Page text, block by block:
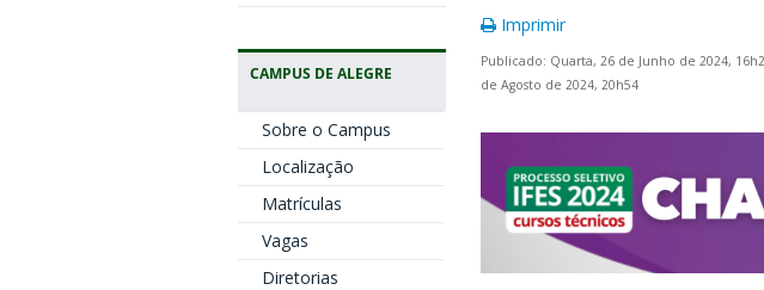
CAMPUS DE ALEGRE
Sobre o Campus
Localização
Matrículas
Vagas
Diretorias
Imprimir
Publicado: Quarta, 26 de Junho de 2024,
de Agosto de 2024, 20h54